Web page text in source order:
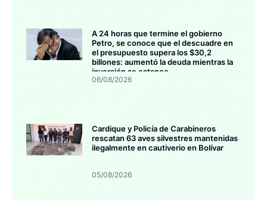
A 24 horas que termine el gobierno
Petro, se conoce que el descuadre en
el presupuesto supera los $30,2
billones: aumentó la deuda mientras la
inversión se estanca
06/08/2026
Cardique y Policía de Carabineros
rescatan 63 aves silvestres mantenidas
ilegalmente en cautiverio en Bolívar
05/08/2026